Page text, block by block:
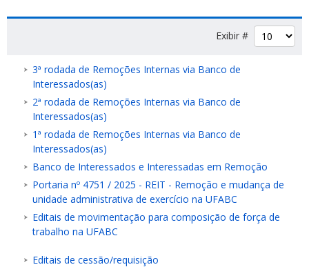
Exibir #
3ª rodada de Remoções Internas via Banco de
Interessados(as)
2ª rodada de Remoções Internas via Banco de
Interessados(as)
1ª rodada de Remoções Internas via Banco de
Interessados(as)
Banco de Interessados e Interessadas em Remoção
Portaria nº 4751 / 2025 - REIT - Remoção e mudança de
unidade administrativa de exercício na UFABC
Editais de movimentação para composição de força de
trabalho na UFABC
Editais de cessão/requisição